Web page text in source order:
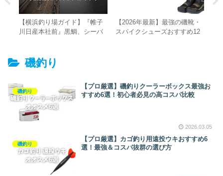
【横浜釣り場ガイド】『帷子
川日産本社前』黒鯛、シーバ
徹底解説
【2026年最新】最強の磯靴・
スパイクシューズおすすめ12
磯釣り
磯釣り
【プロ厳選】磯釣りクーラーボックス最強お
すすめ6選！初心者必見の高コスパ比較
2026.03.05
磯釣り
【プロ厳選】カゴ釣り用遠投ウキおすすめ6
選！最強＆コスパ抜群の選び方